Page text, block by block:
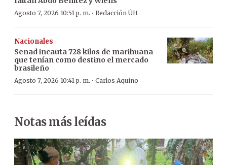
Agosto 7, 2026 10:51 p. m. · Redacción ÚH
Nacionales
Senad incauta 728 kilos de marihuana
que tenían como destino el mercado
brasileño
Agosto 7, 2026 10:41 p. m. · Carlos Aquino
Notas más leídas